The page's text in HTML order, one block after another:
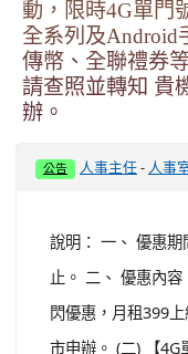
動，限時4G單門
全系列及Android
傳幣、全聯禮券
請查照並轉知 貴
辦。
公告 人事主任 - 人事
說明： 一、 優惠
止。 二、 優惠內
閃優惠，月租399
市申辦。 (二) 【